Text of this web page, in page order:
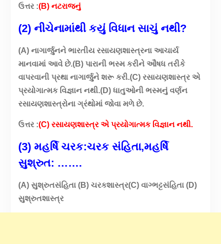
ઉત્તર :(B) નટરાજનું
(2) નીચેનામાંથી કયું વિધાન સાચું નથી?
(A) નાગાર્જુનને ભારતીય રસાયણશાસ્ત્રના આચાર્ય
માનવામાં આવે છે.(B) પારાની ભસ્મ કરીને ઔષધ તરીકે
વાપરવાની પ્રથા નાગાર્જુને શરૂ કરી.(C) રસાયણશાસ્ત્ર એ
પ્રયોગાત્મક વિજ્ઞાન નથી.(D) ધાતુઓની ભસ્મનું વર્ણન
રસાયણશાસ્ત્રોના ગ્રંથોમાં જોવા મળે છે.
ઉત્તર :(C) રસાયણશાસ્ત્ર એ પ્રયોગાત્મક વિજ્ઞાન નથી.
(3) મહર્ષિ ચરક:ચરક સંહિતા,મહર્ષિ
સુશ્રુત: …….
(A) સુશ્રુતસંહિતા (B) ચરકશાસ્ત્ર(C) વાગ્ભટ્ટસંહિતા (D)
સુશ્રુતશાસ્ત્ર